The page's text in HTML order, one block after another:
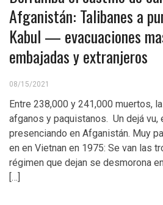
Afganistán: Talibanes a
Kabul — evacuaciones
embajadas y extranjeros
08/15/2021
Entre 238,000 y 241,000 muertos,
afganos y paquistanos. Un dejá
presenciando en Afganistán. Muy
en en Vietnan en 1975: Se van las
régimen que dejan se desmorona
[…]